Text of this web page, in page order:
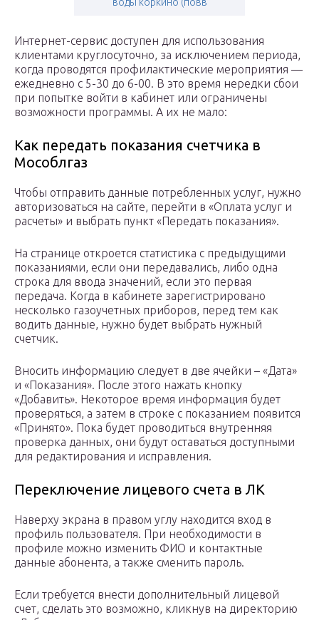
Интернет-сервис доступен для использования
клиентами круглосуточно, за исключением периода,
когда проводятся профилактические мероприятия —
ежедневно с 5-30 до 6-00. В это время нередки сбои
при попытке войти в кабинет или ограничены
возможности программы. А их не мало:
Как передать показания счетчика в
Мособлгаз
Чтобы отправить данные потребленных услуг, нужно
авторизоваться на сайте, перейти в «Оплата услуг и
расчеты» и выбрать пункт «Передать показания».
На странице откроется статистика с предыдущими
показаниями, если они передавались, либо одна
строка для ввода значений, если это первая
передача. Когда в кабинете зарегистрировано
несколько газоучетных приборов, перед тем как
водить данные, нужно будет выбрать нужный
счетчик.
Вносить информацию следует в две ячейки – «Дата»
и «Показания». После этого нажать кнопку
«Добавить». Некоторое время информация будет
проверяться, а затем в строке с показанием появится
«Принято». Пока будет проводиться внутренняя
проверка данных, они будут оставаться доступными
для редактирования и исправления.
Переключение лицевого счета в ЛК
Наверху экрана в правом углу находится вход в
профиль пользователя. При необходимости в
профиле можно изменить ФИО и контактные
данные абонента, а также сменить пароль.
Если требуется внести дополнительный лицевой
счет, сделать это возможно, кликнув на директорию